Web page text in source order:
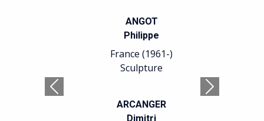
ANGOT
Philippe
France (1961-)
Sculpture
ARCANGER
Dimitri
Précédent Suivant